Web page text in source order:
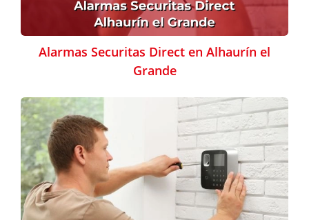
Alarmas Securitas Direct en Alhaurín el
Grande